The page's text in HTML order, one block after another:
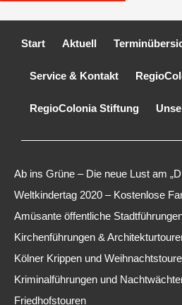
Start Aktuell
Service & Kontakt
RegioColonia Stiftung
Ab ins Grüne – Die neue Lust am
Weltkindertag 2020 – Kostenlose
Amüsante öffentliche
Kirchenführungen &
Kölner Krippen und
Kriminalführungen und
Friedhofstouren